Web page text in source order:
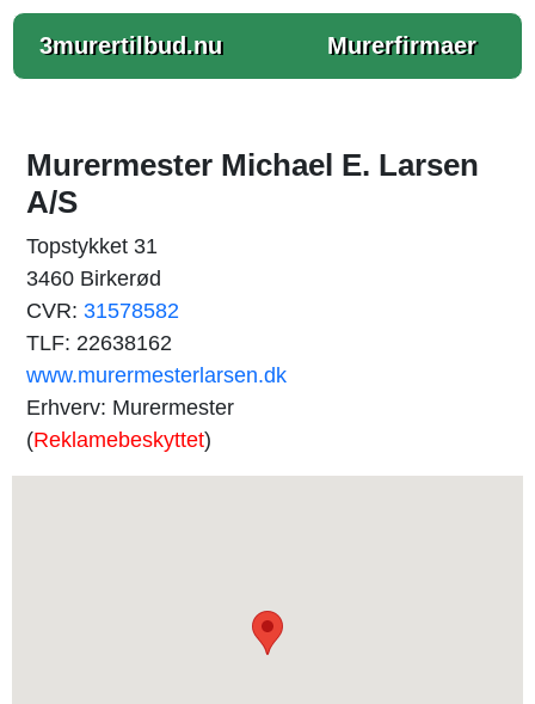
3murertilbud.nu Murerfirmaer
Murermester Michael E. Larsen
A/S
Topstykket 31
3460 Birkerød
CVR: 31578582
TLF: 22638162
www.murermesterlarsen.dk
Erhverv: Murermester
(Reklamebeskyttet)